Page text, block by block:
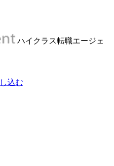
ハイクラス転職エージェ
込む